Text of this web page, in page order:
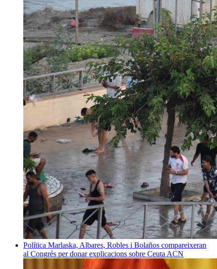
Política Marlaska, Albares, Robles i Bolaños compareixeran
al Congrés per donar explicacions sobre Ceuta ACN